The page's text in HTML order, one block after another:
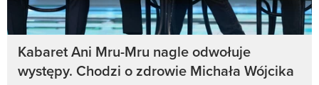
Kabaret Ani Mru-Mru nagle odwołuje
występy. Chodzi o zdrowie Michała Wójcika